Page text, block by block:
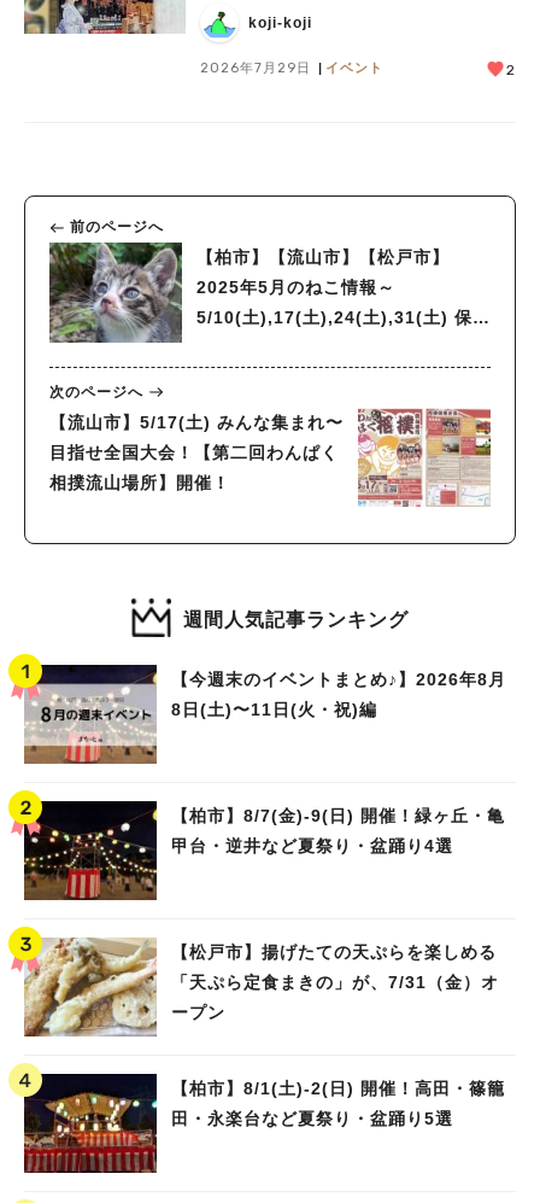
koji-koji
2026年7月29日 イベント 2
前のページへ
【柏市】【流山市】【松戸市】
2025年5月のねこ情報～
5/10(土),17(土),24(土),31(土) 保護
次のページへ
【流山市】5/17(土) みんな集まれ〜
目指せ全国大会！【第二回わんぱく
相撲流山場所】開催！
週間人気記事ランキング
【今週末のイベントまとめ♪】2026年8月
8日(土)〜11日(火・祝)編
【柏市】8/7(金)‐9(日) 開催！緑ヶ丘・亀
甲台・逆井など夏祭り・盆踊り4選
【松戸市】揚げたての天ぷらを楽しめる
「天ぷら定食まきの」が、7/31（金）オ
ープン
【柏市】8/1(土)‐2(日) 開催！高田・篠籠
田・永楽台など夏祭り・盆踊り5選